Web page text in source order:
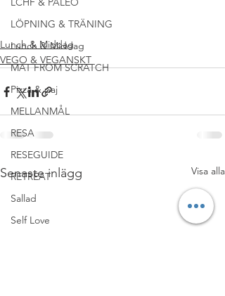
LÖPNING & TRÄNING
Lunch & Middag
MAT FROM SCRATCH
Pizza & paj
MELLANMÅL
RESA
RESEGUIDE
RETREAT
Sallad
Self Love
#VEGANSK
Lunch & Middag
VEGO & VEGANSKT
Senaste inlägg Visa alla